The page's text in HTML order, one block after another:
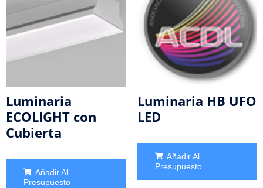
Luminaria
ECOLIGHT con
Cubierta
Añadir Al
Presupuesto
Luminaria HB UFO
LED
Añadir Al
Presupuesto